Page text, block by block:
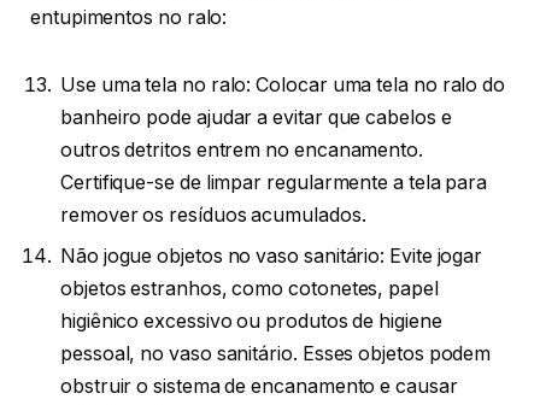
entupimentos no ralo:
Use uma tela no ralo: Colocar uma tela no ralo do
banheiro pode ajudar a evitar que cabelos e
outros detritos entrem no encanamento.
Certifique-se de limpar regularmente a tela para
remover os resíduos acumulados.
Não jogue objetos no vaso sanitário: Evite jogar
objetos estranhos, como cotonetes, papel
higiênico excessivo ou produtos de higiene
pessoal, no vaso sanitário. Esses objetos podem
obstruir o sistema de encanamento e causar